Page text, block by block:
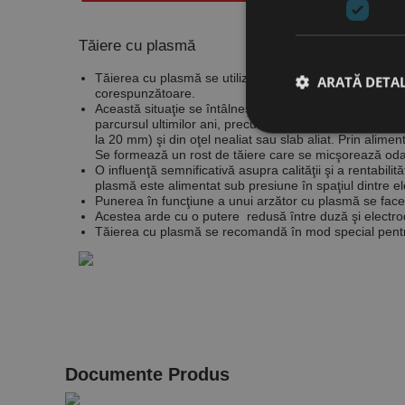
Tăiere cu plasmă
Tăierea cu plasmă se utiliza iniţial numai în situaţia
corespunzătoare.
Această situaţie se întâlneşte în mod special în
parcursul ultimilor ani, precum şi creşterea vitezei
la 20 mm) şi din oţel nealiat sau slab aliat. Prin
Se formează un rost de tăiere care se micşorează
O influenţă semnificativă asupra calităţii şi a
plasmă este alimentat sub presiune în spaţiul dintre
Punerea în funcţiune a unui arzător cu plasmă se
Acestea arde cu o putere redusă între duză şi
Tăierea cu plasmă se recomandă în mod special
Documente Produs
ARATĂ
Cookie-urile strict
contului. Site-ul web